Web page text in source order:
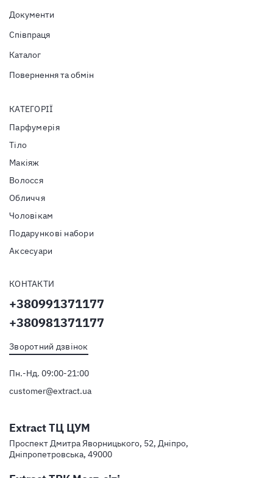
Документи
Співпраця
Каталог
Повернення та обмін
КАТЕГОРІЇ
Парфумерія
Тiло
Макіяж
Волосся
Обличчя
Чоловікам
Подарункові набори
Аксесуари
КОНТАКТИ
+380991371177
+380981371177
Зворотний дзвінок
Пн.-Нд. 09:00-21:00
customer@extract.ua
Extract ТЦ ЦУМ
Проспект Дмитра Яворницького, 52, Дніпро,
Дніпропетровська, 49000